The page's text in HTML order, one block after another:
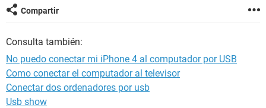
Compartir
Consulta también:
No puedo conectar mi iPhone 4 al computador por USB
Como conectar el computador al televisor
Conectar dos ordenadores por usb
Usb show